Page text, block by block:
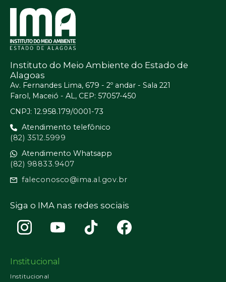
Instituto do Meio Ambiente do Estado de
Alagoas
Av. Fernandes Lima, 679 - 2º andar - Sala 221
Farol, Maceió - AL, CEP: 57057-450
CNPJ: 12.958.179/0001-73
Atendimento telefônico
(82) 3512.5999
Atendimento Whatsapp
(82) 98833.9407
faleconosco@ima.al.gov.br
Siga o IMA nas redes sociais
Institucional
Institucional